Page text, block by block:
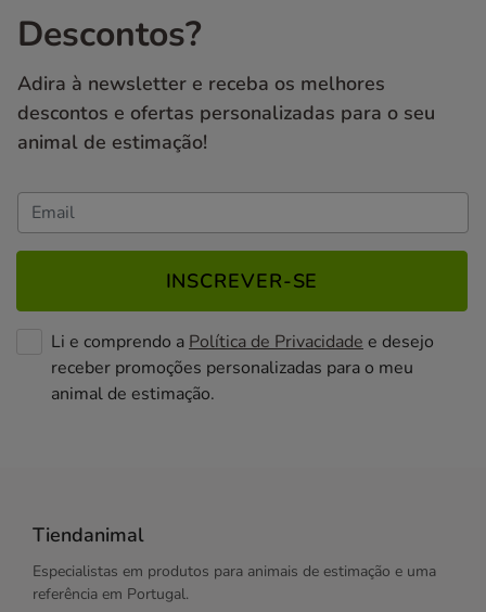
Descontos?
Adira à newsletter e receba os melhores
descontos e ofertas personalizadas para o seu
animal de estimação!
INSCREVER-SE
Li e comprendo a Política de Privacidade e desejo
receber promoções personalizadas para o meu
animal de estimação.
Tiendanimal
Especialistas em produtos para animais de estimação e uma
referência em Portugal.